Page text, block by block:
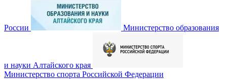
России Министерство образования
и науки Алтайского края
Министерство спорта Российской Федерации